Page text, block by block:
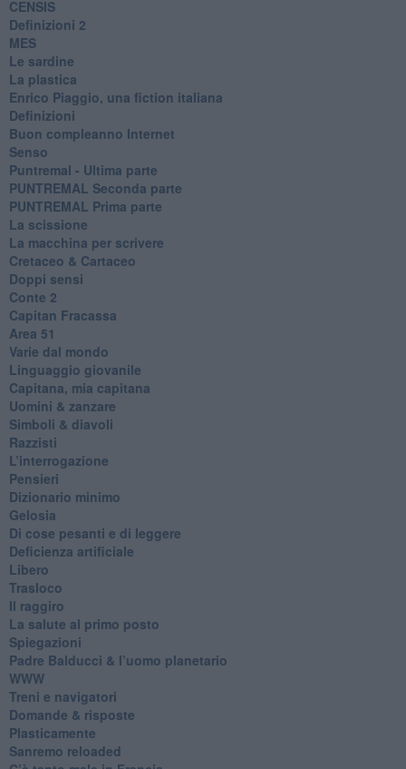
CENSIS
​Definizioni 2
MES
Le sardine
La plastica
​Enrico Piaggio, una fiction italiana
Definizioni
​Buon compleanno Internet
Senso
Puntremal - Ultima parte
PUNTREMAL Seconda parte
​PUNTREMAL Prima parte
La scissione
La macchina per scrivere
Cretaceo & Cartaceo
Doppi sensi
​Conte 2
​Capitan Fracassa
​Area 51
Varie dal mondo
​Linguaggio giovanile
​Capitana, mia capitana
Uomini & zanzare
​Simboli & diavoli
Razzisti
​L’interrogazione
Pensieri
​Dizionario minimo
Gelosia
Di cose pesanti e di leggere
​Deficienza artificiale
Libero
Trasloco
Il raggiro
​La salute al primo posto
Spiegazioni
Padre Balducci & l’uomo planetario
WWW
​Treni e navigatori
​Domande & risposte
​Plasticamente
Sanremo reloaded